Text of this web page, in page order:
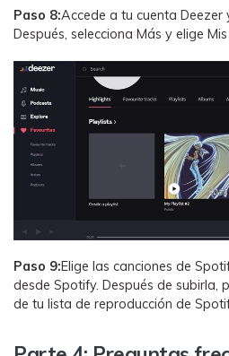
Paso 8:Accede a tu cuenta Deezer
Después, selecciona Más y elige Mis
Paso 9:Elige las canciones de
desde Spotify. Después de subirla,
de tu lista de reproducción de